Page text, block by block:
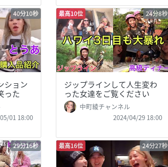
40分10秒
ション
った
01 18:00
最高10位 24分8秒
ジップラインして人生変わ
った女達をご覧ください
中町綾チャンネル
2024/04/29 18:00
29分16秒 最高16位 24分27秒